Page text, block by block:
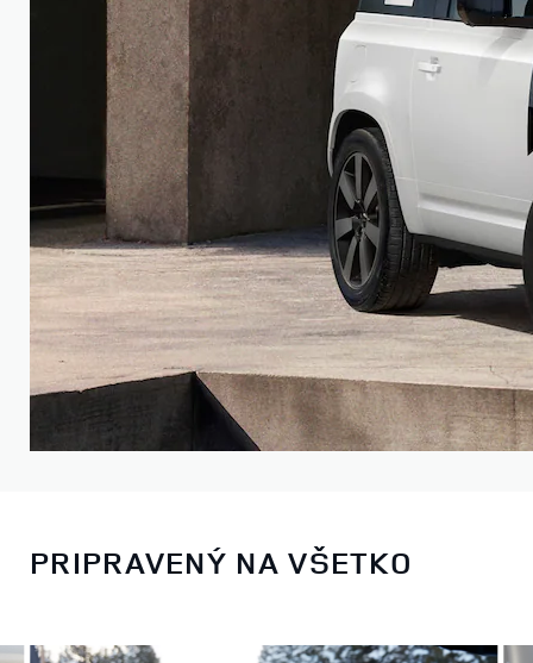
PRIPRAVENÝ NA VŠETKO